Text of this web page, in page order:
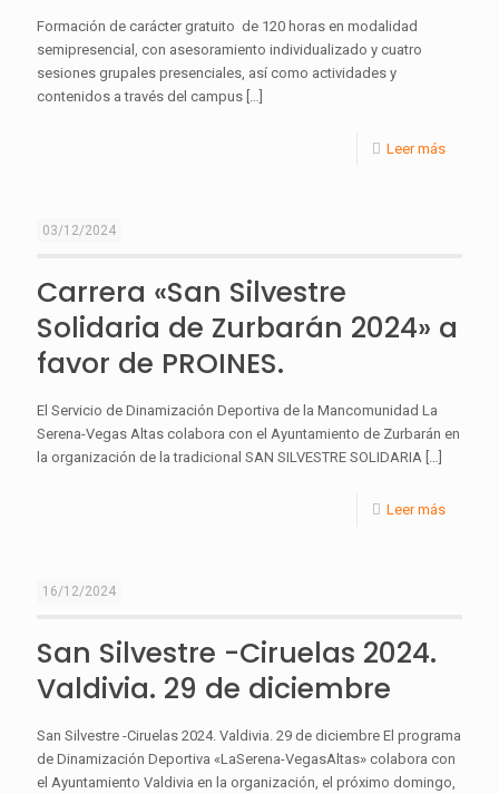
Formación de carácter gratuito de 120 horas en modalidad
semipresencial, con asesoramiento individualizado y cuatro
sesiones grupales presenciales, así como actividades y
contenidos a través del campus […]
Leer más
03/12/2024
Carrera «San Silvestre
Solidaria de Zurbarán 2024» a
favor de PROINES.
El Servicio de Dinamización Deportiva de la Mancomunidad La
Serena-Vegas Altas colabora con el Ayuntamiento de Zurbarán en
la organización de la tradicional SAN SILVESTRE SOLIDARIA […]
Leer más
16/12/2024
San Silvestre -Ciruelas 2024.
Valdivia. 29 de diciembre
San Silvestre -Ciruelas 2024. Valdivia. 29 de diciembre El programa
de Dinamización Deportiva «LaSerena-VegasAltas» colabora con
el Ayuntamiento Valdivia en la organización, el próximo domingo,